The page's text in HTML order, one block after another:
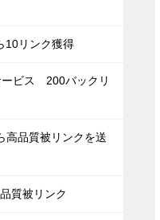
10リンク獲得
ービス 200バックリ
高品質被リンクを送
質被リンク